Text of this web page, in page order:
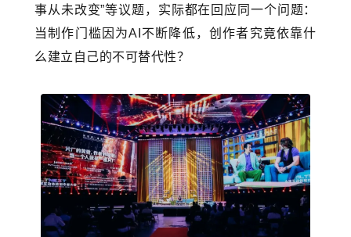
事从未改变”等议题，实际都在回应同一个问题：
当制作门槛因为AI不断降低，创作者究竟依靠什
么建立自己的不可替代性？